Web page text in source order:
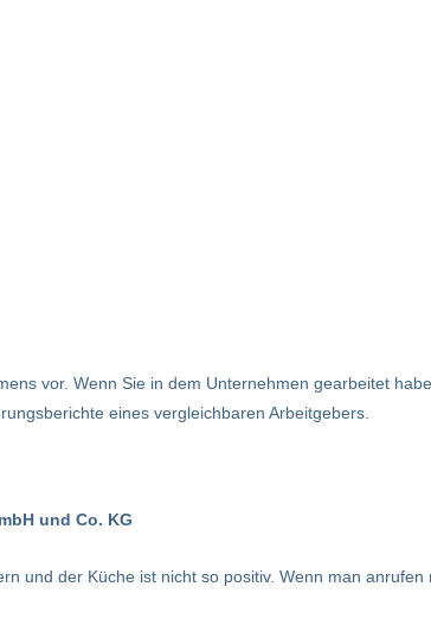
vor. Wenn Sie in dem Unternehmen gearbeitet
eines vergleichbaren Arbeitgebers.
und Co. KG
und der Küche ist nicht so positiv. Wenn man